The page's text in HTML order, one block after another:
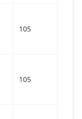
105
105